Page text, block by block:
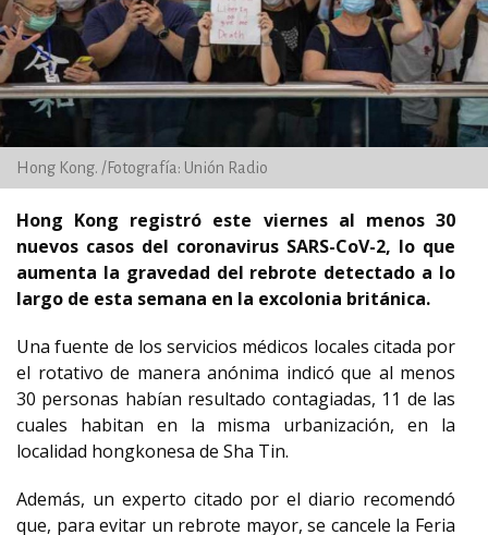
Hong Kong. /Fotografía: Unión Radio
Hong Kong registró este viernes al menos 30
nuevos casos del coronavirus SARS-CoV-2, lo que
aumenta la gravedad del rebrote detectado a lo
largo de esta semana en la excolonia británica.
Una fuente de los servicios médicos locales citada por
el rotativo de manera anónima indicó que al menos
30 personas habían resultado contagiadas, 11 de las
cuales habitan en la misma urbanización, en la
localidad hongkonesa de Sha Tin.
Además, un experto citado por el diario recomendó
que, para evitar un rebrote mayor, se cancele la Feria